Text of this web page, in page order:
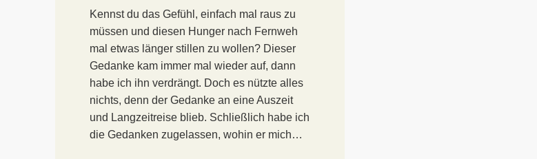
Kennst du das Gefühl, einfach mal raus zu
müssen und diesen Hunger nach Fernweh
mal etwas länger stillen zu wollen? Dieser
Gedanke kam immer mal wieder auf, dann
habe ich ihn verdrängt. Doch es nützte alles
nichts, denn der Gedanke an eine Auszeit
und Langzeitreise blieb. Schließlich habe ich
die Gedanken zugelassen, wohin er mich…